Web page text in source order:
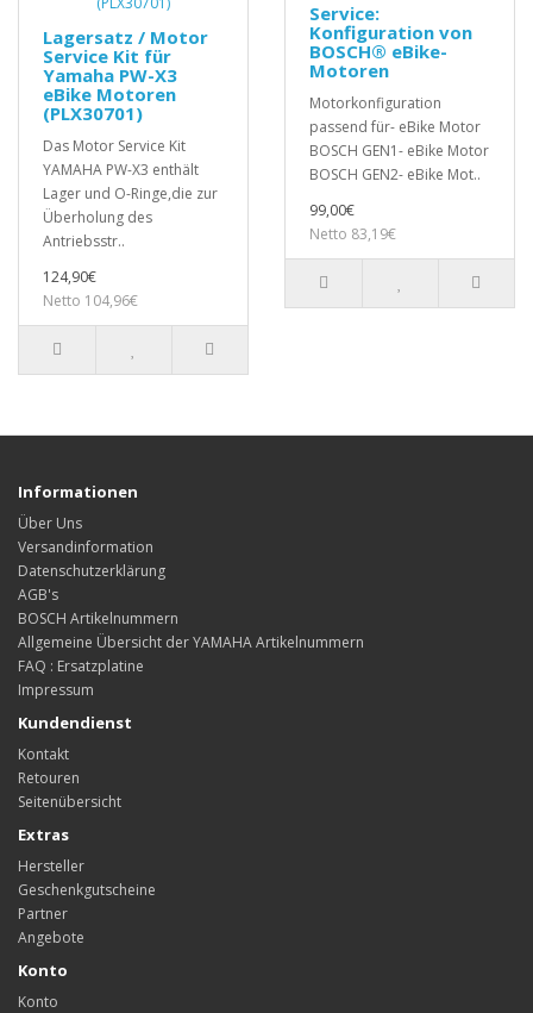
Lagersatz / Motor
Service Kit für
Yamaha PW-X3
eBike Motoren
(PLX30701)
Das Motor Service Kit
YAMAHA PW-X3 enthält
Lager und O-Ringe,die zur
Überholung des
Antriebsstr..
124,90€
Netto 104,96€
Service:
Konfiguration von
BOSCH® eBike-
Motoren
Motorkonfiguration
passend für- eBike Motor
BOSCH GEN1- eBike Motor
BOSCH GEN2- eBike Mot..
99,00€
Netto 83,19€
Informationen
Über Uns
Versandinformation
Datenschutzerklärung
AGB's
BOSCH Artikelnummern
Allgemeine Übersicht der YAMAHA Artikelnummern
FAQ : Ersatzplatine
Impressum
Kundendienst
Kontakt
Retouren
Seitenübersicht
Extras
Hersteller
Geschenkgutscheine
Partner
Angebote
Konto
Konto